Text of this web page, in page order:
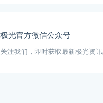
极光官方微信公众号
关注我们，即时获取最新极光资讯